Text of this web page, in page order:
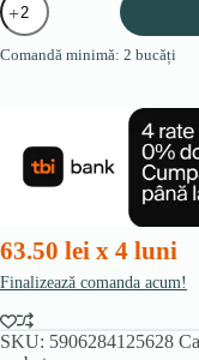
Scaun
din
lemn
Comandă minimă: 2 bucăți
63.50 lei x 4 luni
Finalizează comanda acum!
SKU: 5906284125628